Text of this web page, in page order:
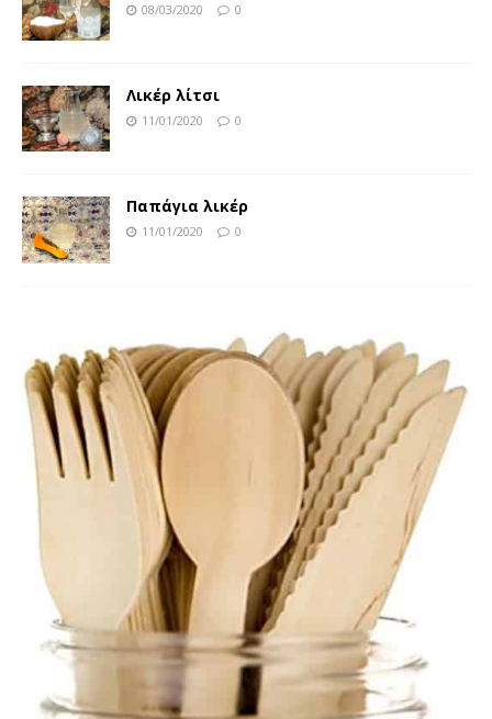
08/03/2020 0
Λικέρ λίτσι
11/01/2020 0
Παπάγια λικέρ
11/01/2020 0